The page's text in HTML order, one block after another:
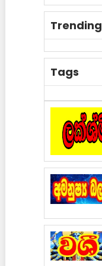
Trending
Tags